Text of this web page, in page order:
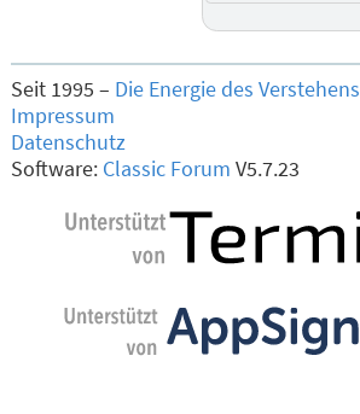
Seit 1995 – Die Energie des Verstehens
Impressum
Datenschutz
Software: Classic Forum V5.7.23